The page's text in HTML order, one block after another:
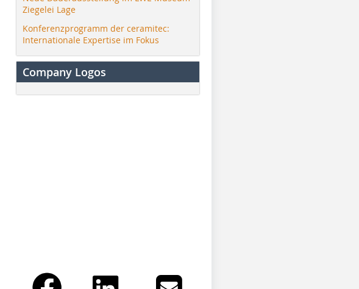
Ziegelei Lage
Konferenzprogramm der ceramitec:
Internationale Expertise im Fokus
Company Logos